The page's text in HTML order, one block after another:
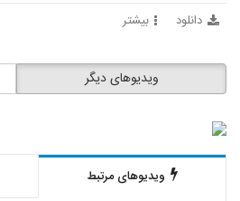
دانلود بیشتر
ویدیوهای دیگر
ویدیوهای مرتبط